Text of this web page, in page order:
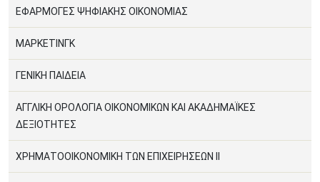
ΕΦΑΡΜΟΓΕΣ ΨΗΦΙΑΚΗΣ ΟΙΚΟΝΟΜΙΑΣ
ΜΑΡΚΕΤΙΝΓΚ
ΓΕΝΙΚΗ ΠΑΙΔΕΙΑ
ΑΓΓΛΙΚΗ ΟΡΟΛΟΓΙΑ ΟΙΚΟΝΟΜΙΚΩΝ ΚΑΙ ΑΚΑΔΗΜΑΪΚΕΣ
ΔΕΞΙΟΤΗΤΕΣ
ΧΡΗΜΑΤΟΟΙΚΟΝΟΜΙΚΗ ΤΩΝ ΕΠΙΧΕΙΡΗΣΕΩΝ II